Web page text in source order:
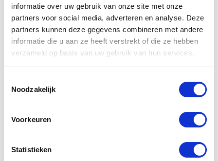
informatie over uw gebruik van onze site met onze
partners voor social media, adverteren en analyse. Deze
partners kunnen deze gegevens combineren met andere
informatie die u aan ze heeft verstrekt of die ze hebben
verzameld op basis van uw gebruik van hun services.
Noodzakelijk
Voorkeuren
Statistieken
TECHNISCHE INFORMATIE
Grepo
2
35x35x160 cm
2 Jaar
Ja
Wand